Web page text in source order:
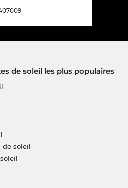
de soleil les plus populaires
de soleil